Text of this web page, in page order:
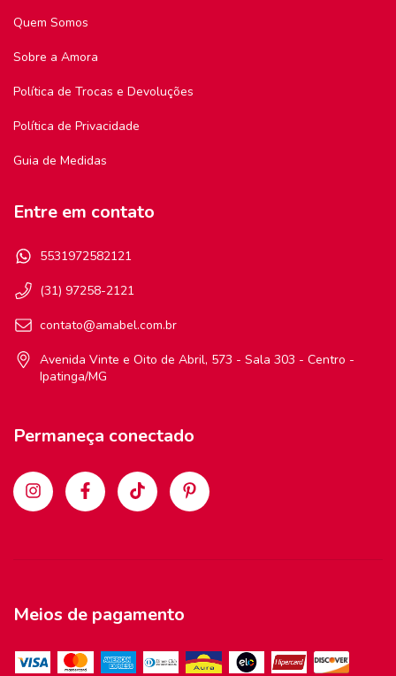
Quem Somos
Sobre a Amora
Política de Trocas e Devoluções
Política de Privacidade
Guia de Medidas
Entre em contato
5531972582121
(31) 97258-2121
contato@amabel.com.br
Avenida Vinte e Oito de Abril, 573 - Sala 303 - Centro -
Ipatinga/MG
Permaneça conectado
Meios de pagamento